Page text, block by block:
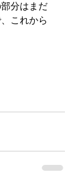
分はまだ
これから